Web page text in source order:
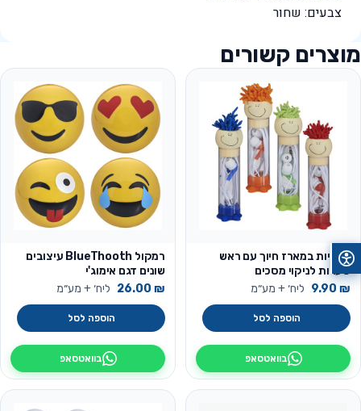
צבעים: שחור
מוצרים קשורים
אוזניות במארז חיוך עם ראש
שערות לניקוי מסכים
9.90 ₪ ליח׳ + מע״מ
הוספה לסל
בוואטסאפ
רמקול BlueThooth עיצובים
שונים דגם אימוג'י
26.00 ₪ ליח׳ + מע״מ
הוספה לסל
בוואטסאפ